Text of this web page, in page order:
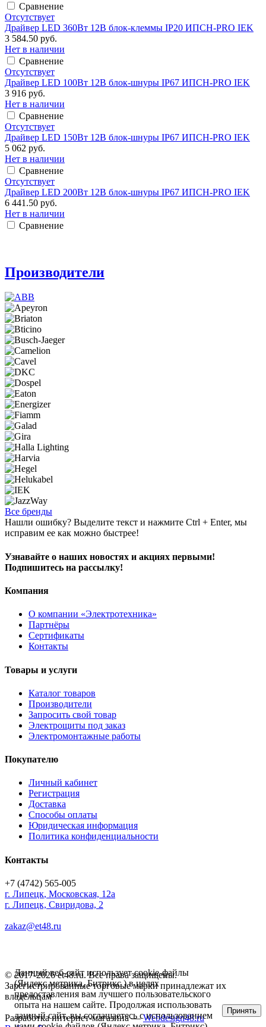
Сравнение
Отсутствует
Драйвер LED 360Вт 12В блок-клеммы IP20 ИПСН-PRO IEK
3 584.50 руб.
Нет в наличии
Сравнение
Отсутствует
Драйвер LED 100Вт 12В блок-шнуры IP67 ИПСН-PRO IEK
3 916 руб.
Нет в наличии
Сравнение
Отсутствует
Драйвер LED 150Вт 12В блок-шнуры IP67 ИПСН-PRO IEK
5 062 руб.
Нет в наличии
Сравнение
Отсутствует
Драйвер LED 200Вт 12В блок-шнуры IP67 ИПСН-PRO IEK
6 441.50 руб.
Нет в наличии
Сравнение
Производители
Все бренды
Нашли ошибку? Выделите текст и нажмите Ctrl + Enter, мы
исправим ее как можно быстрее!
Узнавайте о наших новостях и акциях первыми!
Подпишитесь на рассылку!
Компания
О компании «Электротехника»
Партнёры
Сертификаты
Контакты
Товары и услуги
Каталог товаров
Производители
Запросить свой товар
Электрощиты под заказ
Электромонтажные работы
Покупателю
Личный кабинет
Регистрация
Доставка
Способы оплаты
Юридическая информация
Политика конфиденциальности
Контакты
+7 (4742) 565-005
г. Липецк, Московская, 12а
г. Липецк, Свиридова, 2
zakaz@et48.ru
© 2017-2026 et48.ru. Все права защищены.
Зарегистрированные торговые марки принадлежат их
владельцам
Разработка интернет-магазина —Webdesign48.ru
Данный веб-сайт использует cookie-файлы
(Яндекс метрика, Битрикс ) в целях
предоставления вам лучшего пользовательского
опыта на нашем сайте. Продолжая использовать
данный сайт, вы соглашаетесь с использованием
Принять